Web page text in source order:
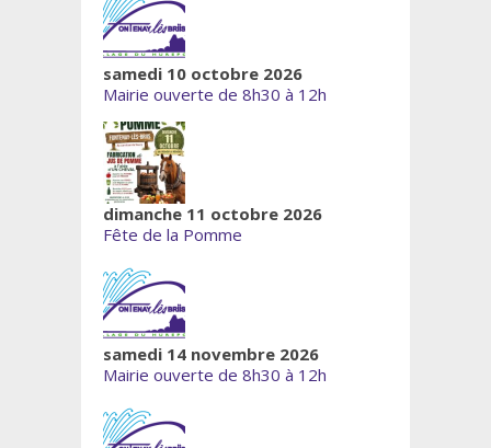
samedi 10 octobre 2026
Mairie ouverte de 8h30 à 12h
dimanche 11 octobre 2026
Fête de la Pomme
samedi 14 novembre 2026
Mairie ouverte de 8h30 à 12h